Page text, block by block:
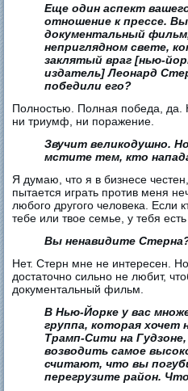
Еще один аспект
отношение к прессе.
документальный
неприглядном свете,
заклятый враг [нью-
издатель] Леонард
победили его?
Полностью. Полная победа, да.
ни триумф, ни поражение.
Звучит великодушно.
мстите тем, кто
Я думаю, что я в бизнесе
пытается играть против меня
любого другого человека. Если
тебе или твое семье, у тебя
Вы ненавидите
Нет. Стерн мне не интересен.
достаточно сильно не любит,
документальный фильм.
В Нью-Йорке у вас
группа, которая
Трамп-Сити на
возводить самое
считают, что вы
перегрузите район.